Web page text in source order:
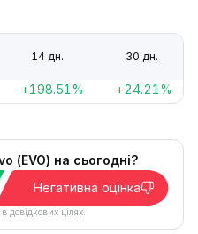
14 дн. 30 дн.
+198.51% +24.21%
(EVO) на сьогодні?
Негативна оцінка
довідкових цілях.